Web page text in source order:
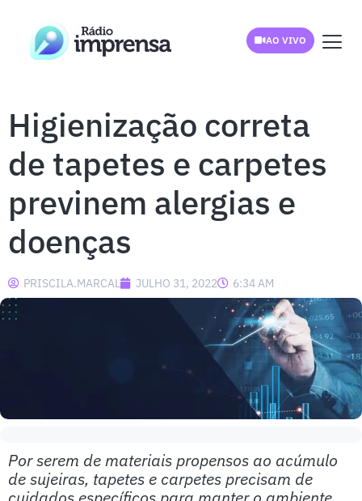
AO VIVO
Higienização correta
de tapetes e carpetes
previnem alergias e
doenças
PRISCILA.MARCAL JULHO 31, 2022 6:34 AM
Por serem de materiais propensos ao acúmulo
de sujeiras, tapetes e carpetes precisam de